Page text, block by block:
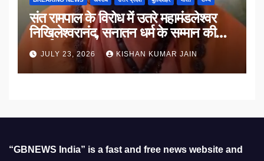
संत रामपाल के विरोध में उतरे महामंडलेश्वर
निखिलेश्वरानंद, सनातन धर्म के सम्मान की
उठाई मांग
JULY 23, 2026 KISHAN KUMAR JAIN
“GBNEWS India” is a fast and free news website and